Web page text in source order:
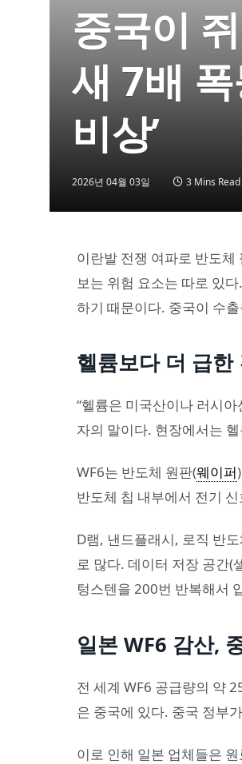
중국이
새 7배
비상’
2026년 04월 03일 3 Mins Read
이란발 전쟁 여파로 반도
보는 위험 요소는 따로 있
하기 때문이다. 중국이 수
헬륨보다 더 급한
“헬륨은 미국산이나 러시
자의 말이다. 현장에서는
WF6는 반도체 원판(웨이퍼
반도체 칩 내부에서 전기
D램, 낸드플래시, 로직 반
로 많다. 데이터 저장 공간(
텅스텐을 200번 반복해서
일본 WF6 감산,
전 세계 WF6 공급량의 약
은 중국에 있다. 중국 정부
이로 인해 일본 업체들은